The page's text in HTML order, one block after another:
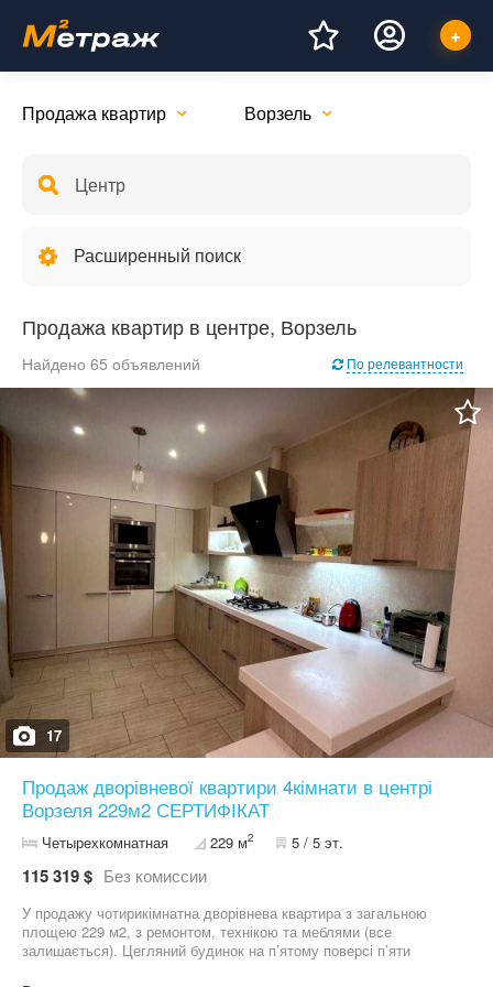
Продажа квартир Ворзель
Расширенный поиск
Продажа квартир в центре, Ворзель
Найдено 65 объявлений По релевантности
17
Продаж дворівневої квартири 4кімнати в центрі
Ворзеля 229м2 СЕРТИФІКАТ
Четырехкомнатная 229 м2 5 / 5 эт.
115 319 $ Без комиссии
У продажу чотирикімнатна дворівнева квартира з загальною
площею 229 м2, з ремонтом, технікою та меблями (все
залишається). Цегляний будинок на п’ятому поверсі п’яти